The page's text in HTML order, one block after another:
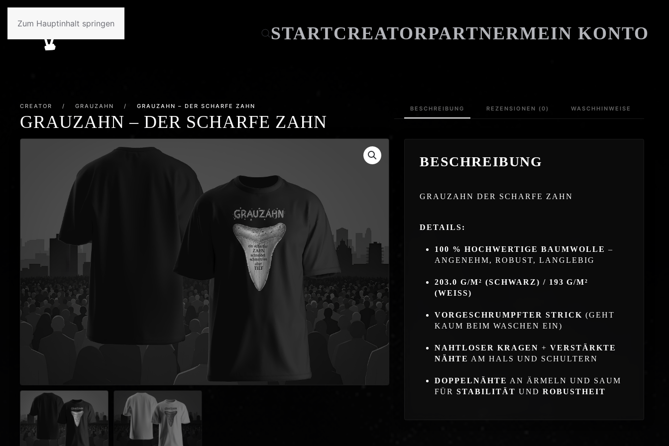
Zum Hauptinhalt springen
STARTCREATORPARTNERMEIN KONTO
CREATOR / GRAUZAHN / GRAUZAHN – DER SCHARFE ZAHN
GRAUZAHN – DER SCHARFE ZAHN
BESCHREIBUNG REZENSIONEN (0) WASCHHINWEISE
BESCHREIBUNG
GRAUZAHN DER SCHARFE ZAHN
DETAILS:
100 % HOCHWERTIGE BAUMWOLLE –
ANGENEHM, ROBUST, LANGLEBIG
203.0 G/M² (SCHWARZ) / 193 G/M²
(WEISS)
VORGESCHRUMPFTER STRICK (GEHT
KAUM BEIM WASCHEN EIN)
NAHTLOSER KRAGEN +VERSTÄRKTE
NÄHTE AM HALS UND SCHULTERN
DOPPELNÄHTE AN ÄRMELN UND SAUM
FÜRSTABILITÄT UNDROBUSTHEIT